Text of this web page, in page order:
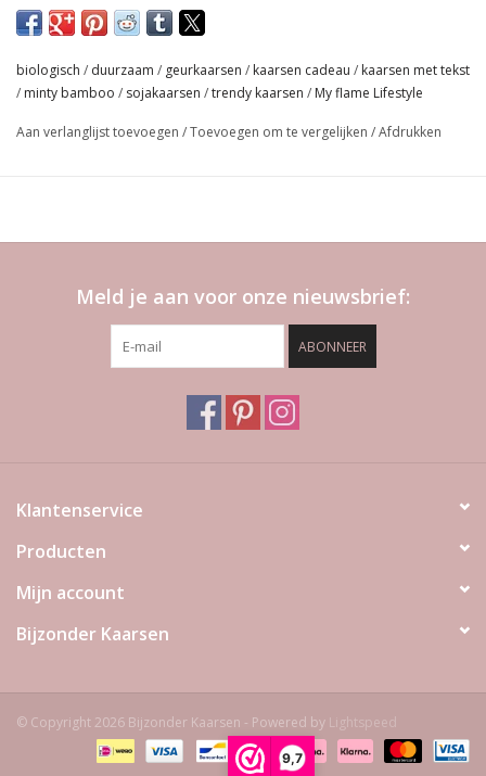
9,7
Deze geurkaars heeft 2 lonten zodat de wax volledig opbrand
zonder een zwarte walm te krijgen door een te grote lont.
Winter Wood
Een heerlijke geur voor in de winter met agarhout en oud als
boventoon, gevolgd door warmere noten van amber, bergamot
biologisch / duurzaam / geurkaarsen / kaarsen cadeau / kaarsen met tekst
/ minty bamboo / sojakaarsen /trendy kaarsen / My flame Lifestyle
Aan verlanglijst toevoegen /Toevoegen om te vergelijken /Afdrukken
Meld je aan voor onze nieuwsbrief:
ABONNEER
Klantenservice
Producten
Mijn account
Bijzonder Kaarsen
© Copyright 2026 Bijzonder Kaarsen - Powered by Lightspeed